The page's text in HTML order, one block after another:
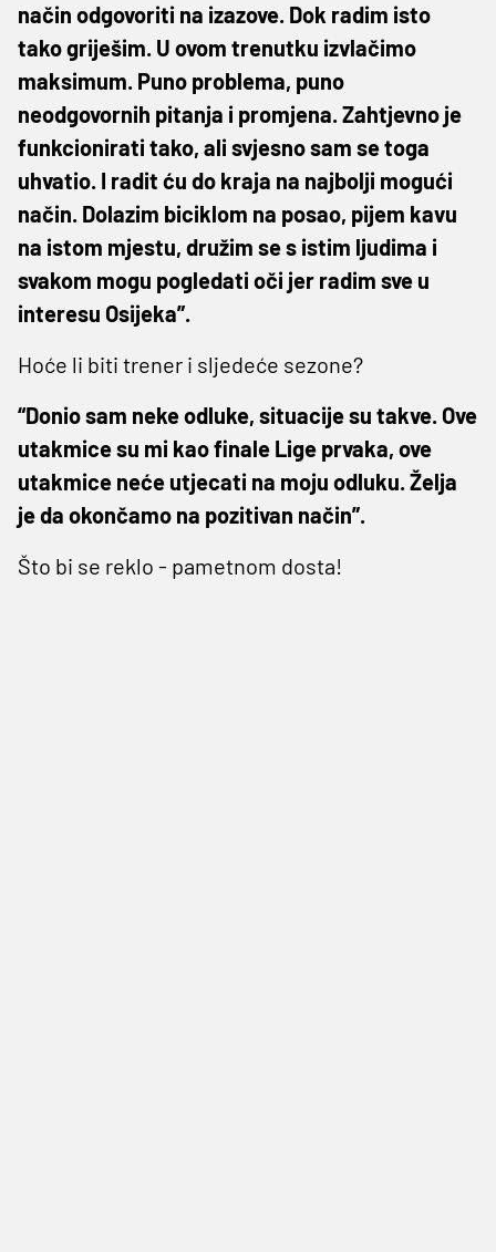
način odgovoriti na izazove. Dok radim isto
tako griješim. U ovom trenutku izvlačimo
maksimum. Puno problema, puno
neodgovornih pitanja i promjena. Zahtjevno je
funkcionirati tako, ali svjesno sam se toga
uhvatio. I radit ću do kraja na najbolji mogući
način. Dolazim biciklom na posao, pijem kavu
na istom mjestu, družim se s istim ljudima i
svakom mogu pogledati oči jer radim sve u
interesu Osijeka”.
Hoće li biti trener i sljedeće sezone?
“Donio sam neke odluke, situacije su takve. Ove
utakmice su mi kao finale Lige prvaka, ove
utakmice neće utjecati na moju odluku. Želja
je da okončamo na pozitivan način”.
Što bi se reklo - pametnom dosta!